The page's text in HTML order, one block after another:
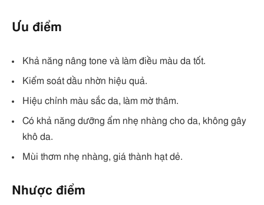
Ưu điểm
Khả năng nâng tone và làm điều màu da tốt.
Kiểm soát dầu nhờn hiệu quả.
Hiệu chỉnh màu sắc da, làm mờ thâm.
Có khả năng dưỡng ẩm nhẹ nhàng cho da, không gây
khô da.
Mùi thơm nhẹ nhàng, giá thành hạt dẻ.
Nhược điểm